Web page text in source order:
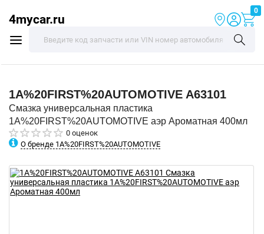
4mycar.ru
0
1A%20FIRST%20AUTOMOTIVE A63101
Смазка универсальная пластика
1A%20FIRST%20AUTOMOTIVE аэр Ароматная 400мл
0 оценок
О бренде 1A%20FIRST%20AUTOMOTIVE